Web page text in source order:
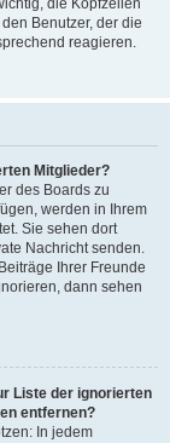
die Kopfzeilen
Benutzer, der die
reagieren.
Mitglieder?
des Boards zu
werden in Ihrem
Sie sehen dort
Nachricht senden.
Ihrer Freunde
dann sehen
Liste der ignorierten
entfernen?
In jedem